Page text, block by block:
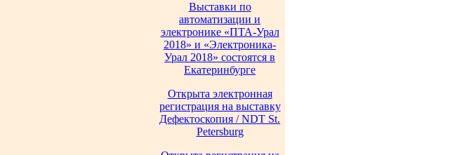
Выставки по
автоматизации и
электронике «ПТА-Урал
2018» и «Электроника-
Урал 2018» состоятся в
Екатеринбурге
Открыта электронная
регистрация на выставку
Дефектоскопия / NDT St.
Petersburg